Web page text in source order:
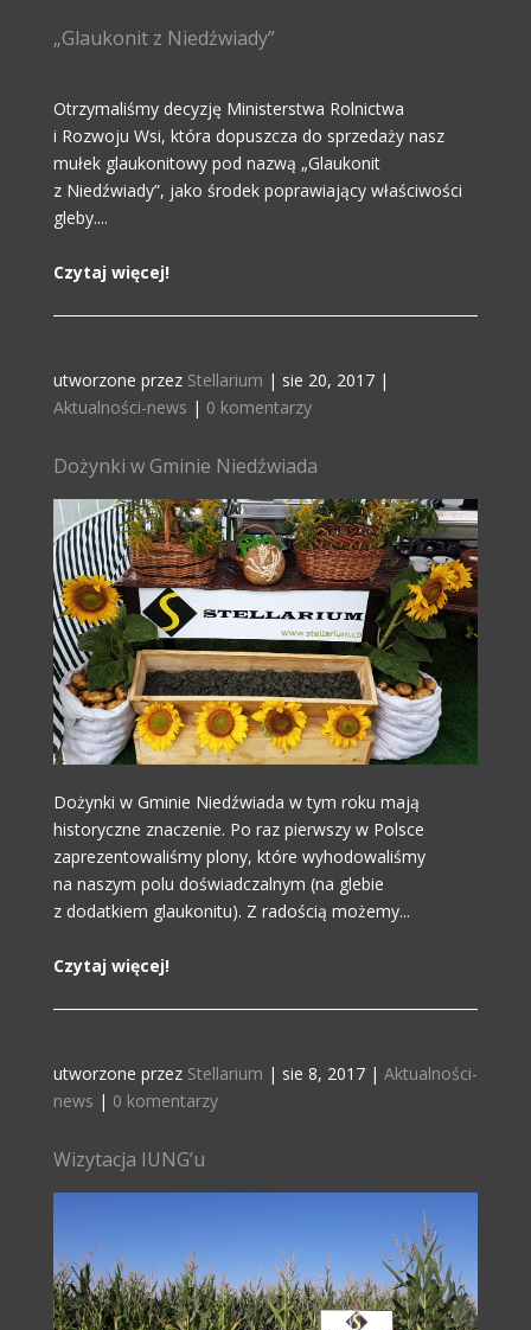
„Glaukonit z Niedźwiady”
Otrzymaliśmy decyzję Ministerstwa Rolnictwa
i Rozwoju Wsi, która dopuszcza do sprzedaży nasz
mułek glaukonitowy pod nazwą „Glaukonit
z Niedźwiady”, jako środek poprawiający właściwości
gleby....
Czytaj więcej!
utworzone przez Stellarium | sie 20, 2017|
Aktualności-news | 0 komentarzy
Dożynki w Gminie Niedźwiada
Dożynki w Gminie Niedźwiada w tym roku mają
historyczne znaczenie. Po raz pierwszy w Polsce
zaprezentowaliśmy plony, które wyhodowaliśmy
na naszym polu doświadczalnym (na glebie
z dodatkiem glaukonitu). Z radością możemy...
Czytaj więcej!
utworzone przez Stellarium | sie 8, 2017| Aktualności-
news | 0 komentarzy
Wizytacja IUNG’u